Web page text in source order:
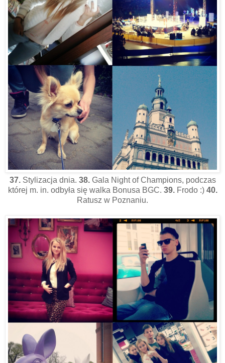
37. Stylizacja dnia. 38. Gala Night of Champions, podczas
której m. in. odbyła się walka Bonusa BGC. 39. Frodo :) 40.
Ratusz w Poznaniu.